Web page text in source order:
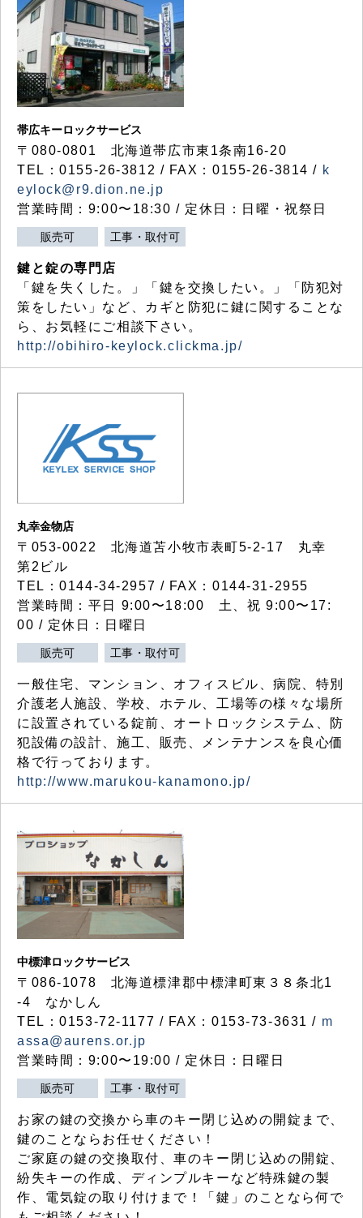
帯広キーロックサービス
〒080-0801 北海道帯広市東1条南16-20
TEL：0155-26-3812 / FAX：0155-26-3814 / k
eylock@r9.dion.ne.jp
営業時間：9:00〜18:30 / 定休日：日曜・祝祭日
販売可 工事・取付可
鍵と錠の専門店
「鍵を失くした。」「鍵を交換したい。」「防犯対
策をしたい」など、カギと防犯に鍵に関することな
ら、お気軽にご相談下さい。
http://obihiro-keylock.clickma.jp/
丸幸金物店
〒053-0022 北海道苫小牧市表町5-2-17 丸幸
第2ビル
TEL：0144-34-2957 / FAX：0144-31-2955
営業時間：平日 9:00〜18:00 土、祝 9:00〜17:
00 / 定休日：日曜日
販売可 工事・取付可
一般住宅、マンション、オフィスビル、病院、特別
介護老人施設、学校、ホテル、工場等の様々な場所
に設置されている錠前、オートロックシステム、防
犯設備の設計、施工、販売、メンテナンスを良心価
格で行っております。
http://www.marukou-kanamono.jp/
中標津ロックサービス
〒086-1078 北海道標津郡中標津町東３８条北1
-4 なかしん
TEL：0153-72-1177 / FAX：0153-73-3631 / m
assa@aurens.or.jp
営業時間：9:00〜19:00 / 定休日：日曜日
販売可 工事・取付可
お家の鍵の交換から車のキー閉じ込めの開錠まで、
鍵のことならお任せください！
ご家庭の鍵の交換取付、車のキー閉じ込めの開錠、
紛失キーの作成、ディンプルキーなど特殊鍵の製
作、電気錠の取り付けまで！「鍵」のことなら何で